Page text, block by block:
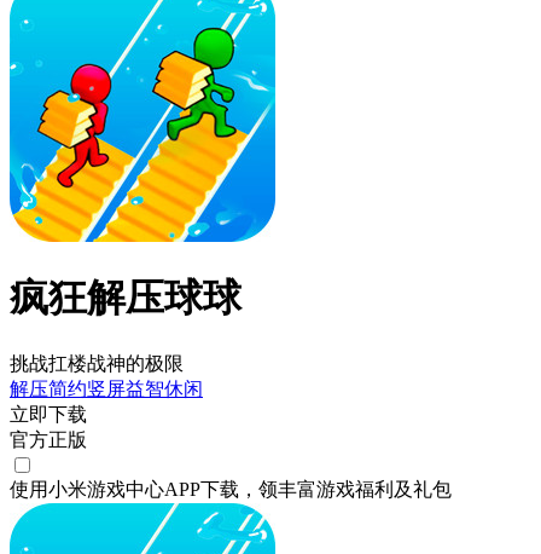
疯狂解压球球
挑战扛楼战神的极限
解压简约竖屏益智休闲
立即下载
官方正版
使用小米游戏中心APP下载 ，领丰富游戏福利 及礼包